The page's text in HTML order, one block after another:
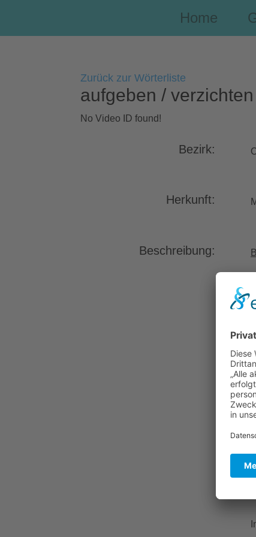
Home
Zurück zur Wörterliste
aufgeben /
No Video ID found!
Bezirk:
Herkunft:
Beschreibung: